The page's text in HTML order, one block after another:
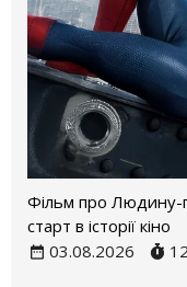
Фільм про Людину-
старт в історії кіно
03.08.2026